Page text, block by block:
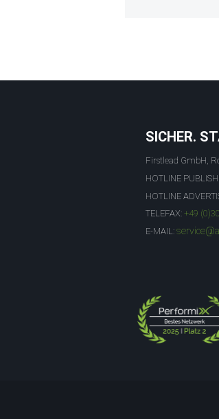
SICHER.
Firstlead GmbH,
HOTLINE
HOTLINE
TELEFAX: +49
E-MAIL: